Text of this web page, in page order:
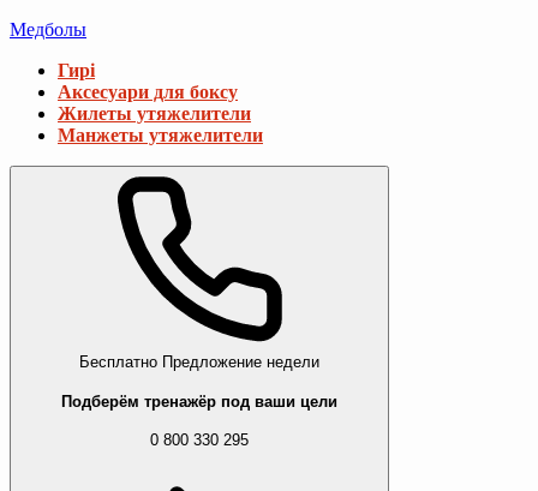
Медболы
Гирі
Аксесуари для боксу
Жилеты утяжелители
Манжеты утяжелители
Бесплатно Предложение недели
Подберём тренажёр под ваши цели
0 800 330 295